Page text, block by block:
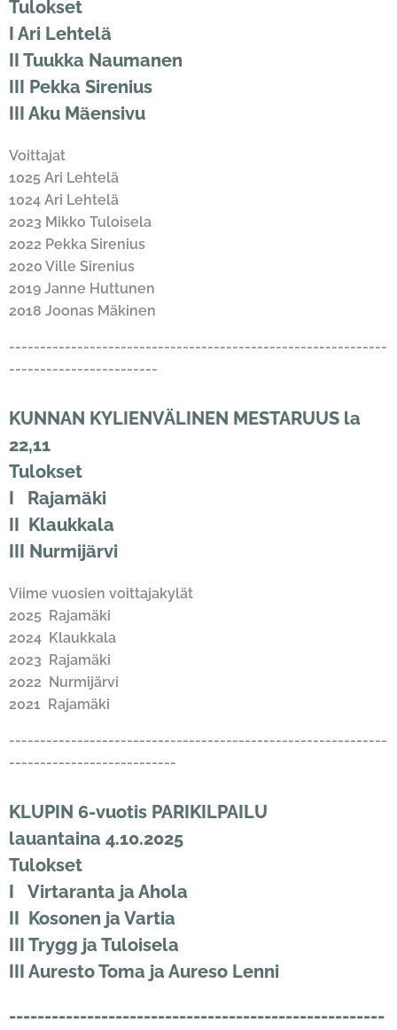
Tulokset
I Ari Lehtelä
II Tuukka Naumanen
III Pekka Sirenius
III Aku Mäensivu
Voittajat
1025 Ari Lehtelä
1024 Ari Lehtelä
2023 Mikko Tuloisela
2022 Pekka Sirenius
2020 Ville Sirenius
2019 Janne Huttunen
2018 Joonas Mäkinen
-------------------------------------------------------------
------------------------
KUNNAN KYLIENVÄLINEN MESTARUUS la
22,11
Tulokset
I Rajamäki
II Klaukkala
III Nurmijärvi
Viime vuosien voittajakylät
2025 Rajamäki
2024 Klaukkala
2023 Rajamäki
2022 Nurmijärvi
2021 Rajamäki
-------------------------------------------------------------
---------------------------
KLUPIN 6-vuotis PARIKILPAILU
lauantaina 4.10.2025
Tulokset
I Virtaranta ja Ahola
II Kosonen ja Vartia
III Trygg ja Tuloisela
III Auresto Toma ja Aureso Lenni
-----------------------------------------------------